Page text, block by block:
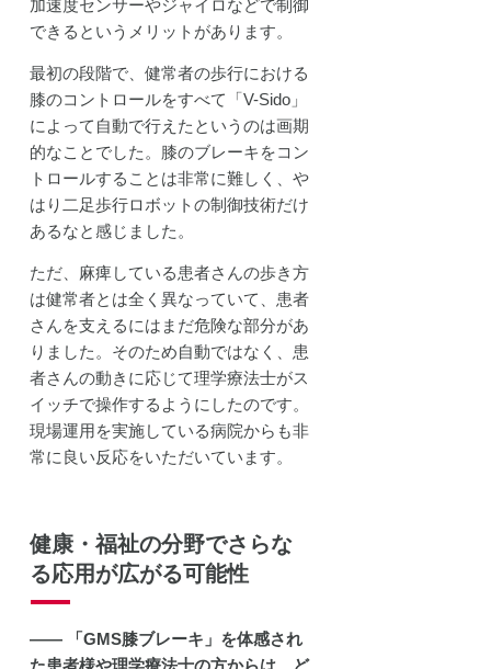
加速度センサーやジャイロなどで制御
できるというメリットがあります。
最初の段階で、健常者の歩行における
膝のコントロールをすべて「V-Sido」
によって自動で行えたというのは画期
的なことでした。膝のブレーキをコン
トロールすることは非常に難しく、や
はり二足歩行ロボットの制御技術だけ
あるなと感じました。
ただ、麻痺している患者さんの歩き方
は健常者とは全く異なっていて、患者
さんを支えるにはまだ危険な部分があ
りました。そのため自動ではなく、患
者さんの動きに応じて理学療法士がス
イッチで操作するようにしたのです。
現場運用を実施している病院からも非
常に良い反応をいただいています。
健康・福祉の分野でさらな
る応用が広がる可能性
―― 「GMS膝ブレーキ」を体感され
た患者様や理学療法士の方からは、ど